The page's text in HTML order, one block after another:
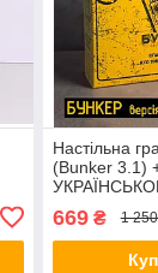
Настільна
(Bunker 3.1)
669₴ 1